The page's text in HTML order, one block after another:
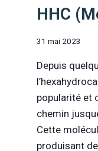
HHC
31 mai 2023
Depuis
popularité et
chemin
Cette
produisant